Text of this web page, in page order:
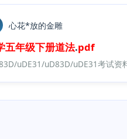
电子课本/小学五年级下册道法.pdf
心花*放的金雕
五年级下册道法.pdf